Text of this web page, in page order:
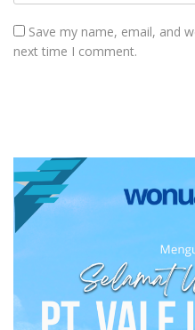
Save my name, email, and
next time I comment.